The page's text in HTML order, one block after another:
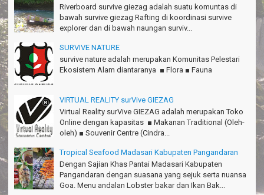
Ridwan - Bekasi
Pokonya seru, Amazing gmana?!
Thanks Gn.Ciremai mantap
Rian - Surabaya
William - Singapore
TRIms Team surVive atas panduan wisata Kabupaten
Pangandaran
Haturnuhun kang Arief, Citumang seru!
Risna - Garut
Riverboard survive giezag adalah suatu komuntas di
bawah survive giezag Rafting di koordinasi survive
explorer dan di bawah naungan surviv...
SURVIVE NATURE
survive nature adalah merupakan Komunitas Pelestari
Ekosistem Alam diantaranya ■ Flora ■ Fauna
VIRTUAL REALITY surVive GIEZAG
Virtual Reality surVive GIEZAG adalah merupakan Toko
Online dengan kapasitas ■ Makanan Traditional (Oleh-
oleh) ■ Souvenir Centre (Cindra...
Tropical Seafood Madasari Kabupaten Pangandaran
Dengan Sajian Khas Pantai Madasari Kabupaten
Pangandaran dengan suasana yang sejuk serta nuansa
Goa. Menu andalan Lobster bakar dan Ikan Bak...